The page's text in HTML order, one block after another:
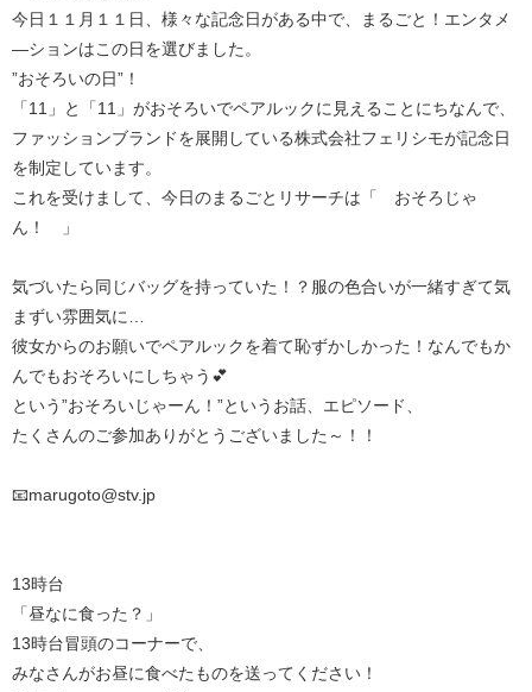
今日１１月１１日、様々な記念日がある中で、まるごと！エンタメ
—ションはこの日を選びました。
”おそろいの日”！
「11」と「11」がおそろいでペアルックに見えることにちなんで、
ファッションブランドを展開している株式会社フェリシモが記念日
を制定しています。
これを受けまして、今日のまるごとリサーチは「 おそろじゃ
ん！ 」
気づいたら同じバッグを持っていた！？服の色合いが一緒すぎて気
まずい雰囲気に…
彼女からのお願いでペアルックを着て恥ずかしかった！なんでもか
んでもおそろいにしちゃう💕
という”おそろいじゃーん！”というお話、エピソード、
たくさんのご参加ありがとうございました～！！
📧marugoto@stv.jp
13時台
「昼なに食った？」
13時台冒頭のコーナーで、
みなさんがお昼に食べたものを送ってください！